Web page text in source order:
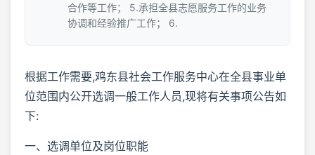
合作等工作； 5.承担全县志愿服务工作的业务
协调和经验推广工作； 6.
根据工作需要,鸡东县社会工作服务中心在全县事业单
位范围内公开选调一般工作人员,现将有关事项公告如
下:
一、选调单位及岗位职能